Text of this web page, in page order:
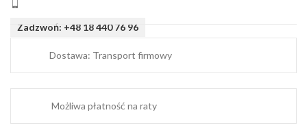
Zadzwoń: +48 18 440 76 96
Dostawa: Transport firmowy
Możliwa płatność na raty